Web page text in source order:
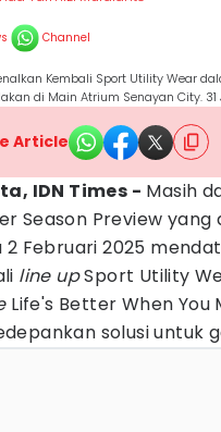
Channel
Kembali Sport Utility Wear
di Main Atrium Senayan City.
Article
IDN Times - Masih
Season Preview
2 Februari 2025
line upSport Utility
Life's Better When You
solusi untuk